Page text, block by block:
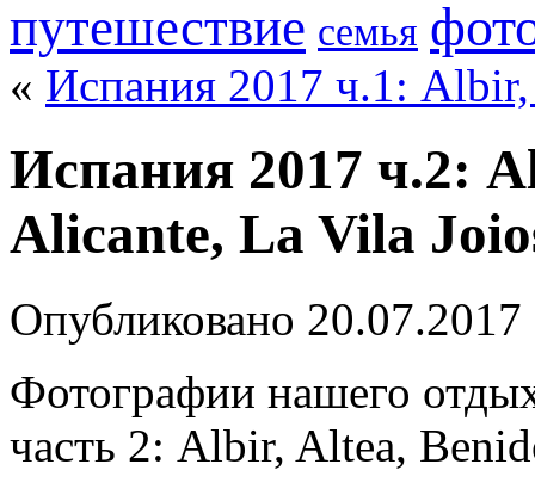
путешествие семья
« Испания 2017 ч.1:
Испания 2017 ч.2:
Alicante, La Vila
Опубликовано 20.07.2017
Фотографии нашего
часть 2: Albir, Altea,